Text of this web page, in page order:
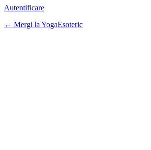
Autentificare
← Mergi la YogaEsoteric